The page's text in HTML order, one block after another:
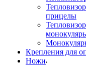
прицелы
Крепления для
Ножи